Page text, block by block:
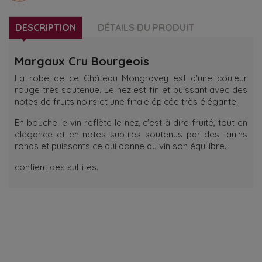
DESCRIPTION DÉTAILS DU PRODUIT
Margaux Cru Bourgeois
La robe de ce Château Mongravey est d'une couleur
rouge très soutenue. Le nez est fin et puissant avec des
notes de fruits noirs et une finale épicée très élégante.
En bouche le vin reflète le nez, c'est à dire fruité, tout en
élégance et en notes subtiles soutenus par des tanins
ronds et puissants ce qui donne au vin son équilibre.
contient des sulfites.